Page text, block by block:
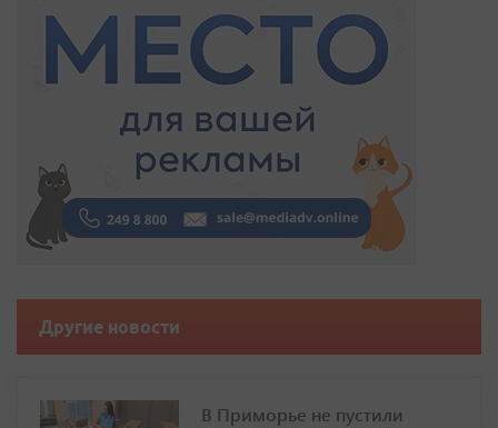
Другие новости
В Приморье не пустили